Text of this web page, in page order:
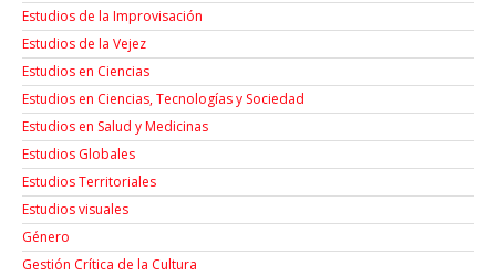
Estudios de la Improvisación
Estudios de la Vejez
Estudios en Ciencias
Estudios en Ciencias, Tecnologías y Sociedad
Estudios en Salud y Medicinas
Estudios Globales
Estudios Territoriales
Estudios visuales
Género
Gestión Crítica de la Cultura